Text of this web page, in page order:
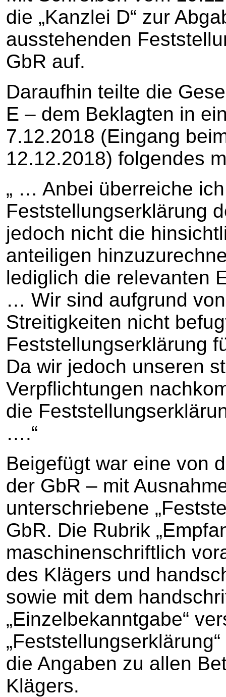
die „Kanzlei D“ zur
ausstehenden
GbR auf.
Daraufhin teilte die
E – dem Beklagten in
7.12.2018 (Eingang
12.12.2018) folgendes
„ … Anbei überreiche
Feststellungserklärung
jedoch nicht die
anteiligen
lediglich die relevanten
… Wir sind aufgrund
Streitigkeiten nicht
Feststellungserklärung
Da wir jedoch unseren
Verpflichtungen
die
….“
Beigefügt war eine von
der GbR – mit
unterschriebene
GbR. Die Rubrik
maschinenschriftlich
des Klägers und
sowie mit dem
„Einzelbekanntgabe“
die Angaben zu allen
Klägers.